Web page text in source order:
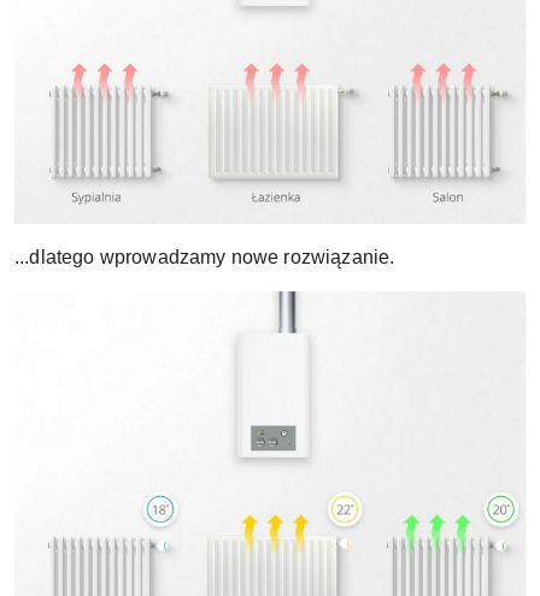
...dlatego wprowadzamy nowe rozwiązanie.